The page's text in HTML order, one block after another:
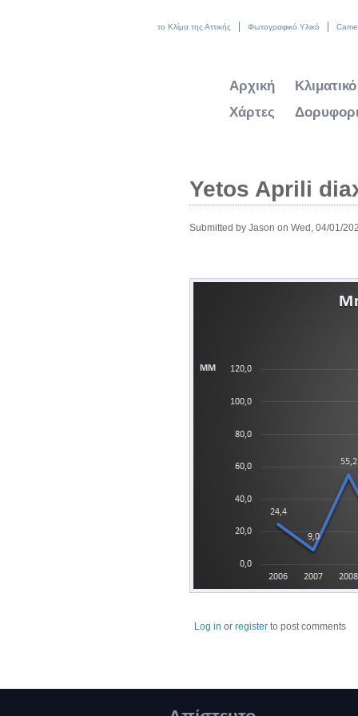
το Κλίμα της Αττικής Φωτογραφικό Υλικό
Αρχική
Χάρτες
Yetos Aprili
Submitted by Jason on Wed, 04/01/
Log in or register to post comments